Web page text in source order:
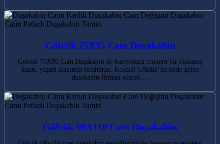
Gölcük 75X95 Cam Duşakabin
Gölcük 75X95 Cam Duşakabin ile banyonuza modern bir dokunuş
katın, yaşam alanınızı ferahlatın. Kocaeli Gölcük’ün önde gelen
duşakabin firması olarak,…
Gölcük 60X110 Cam Duşakabin